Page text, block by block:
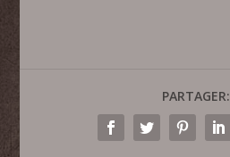
PARTAGER: